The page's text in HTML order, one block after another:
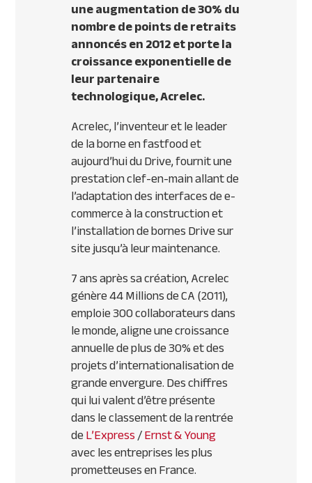
une augmentation de 30% du
nombre de points de retraits
annoncés en 2012 et porte la
croissance exponentielle de
leur partenaire
technologique, Acrelec.
Acrelec, l’inventeur et le leader
de la borne en fastfood et
aujourd’hui du Drive, fournit une
prestation clef-en-main allant de
l’adaptation des interfaces de e-
commerce à la construction et
l’installation de bornes Drive sur
site jusqu’à leur maintenance.
7 ans après sa création, Acrelec
génère 44 Millions de CA (2011),
emploie 300 collaborateurs dans
le monde, aligne une croissance
annuelle de plus de 30% et des
projets d’internationalisation de
grande envergure. Des chiffres
qui lui valent d’être présente
dans le classement de la rentrée
deL’Express/Ernst & Young
avec les entreprises les plus
prometteuses en France.